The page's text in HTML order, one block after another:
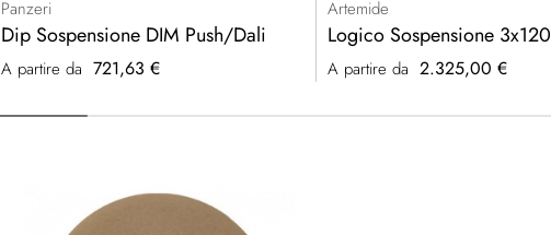
Panzeri
Dip Sospensione DIM Push/Dali
A partire da 721,63 €
Artemide
Logico Sospensione 3x120
A partire da 2.325,00 €